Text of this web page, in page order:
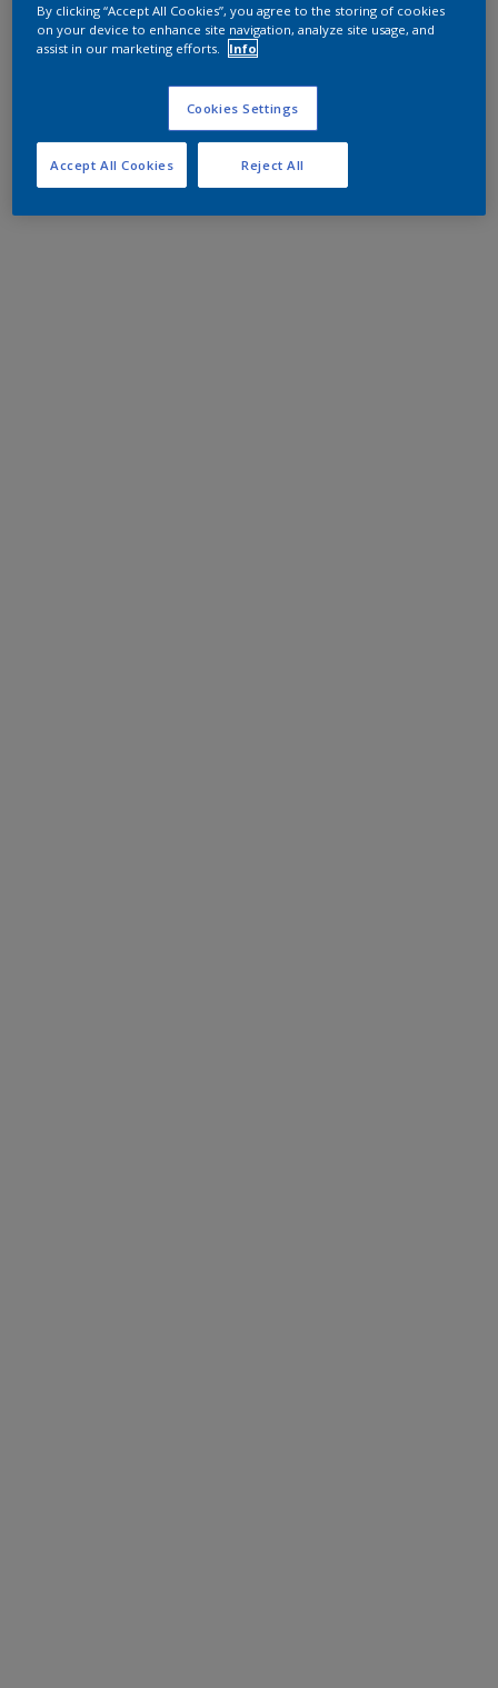
By clicking “Accept All Cookies”, you agree to the storing of cookies
on your device to enhance site navigation, analyze site usage, and
assist in our marketing efforts.
Info
Cookies Settings
Reject All
Accept All Cookies